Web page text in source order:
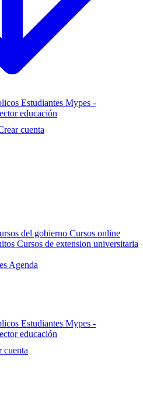
Estudiantes Mypes -
educación
cuenta
del gobierno Cursos online
Cursos de extension universitaria
Agenda
Estudiantes Mypes -
educación
cuenta